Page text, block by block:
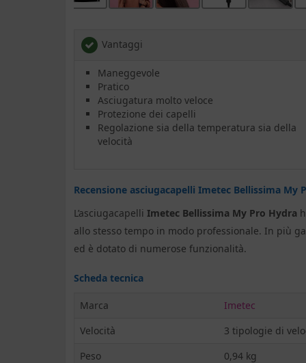
Vantaggi
Maneggevole
Pratico
Asciugatura molto veloce
Protezione dei capelli
Regolazione sia della temperatura sia della
velocità
Recensione asciugacapelli Imetec Bellissima My
L’asciugacapelli Imetec Bellissima My Pro Hydra
allo stesso tempo in modo professionale. In più
ed è dotato di numerose funzionalità.
Scheda tecnica
Marca
Imetec
Velocità
3 tipologie di
Peso
0,94 kg